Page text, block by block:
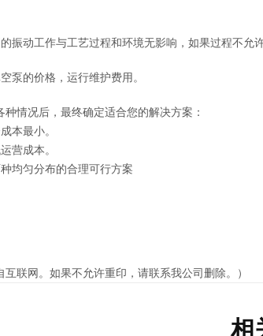
振动工作与工艺过程和环境无影响，如果过程不允
泵的价格，运行维护费用。
种情况后，最终确定适合您的解决方案：
本最小。
营成本。
种均匀分布的合理可行方案
互联网。如果不允许重印，请联系我公司删除。）
相